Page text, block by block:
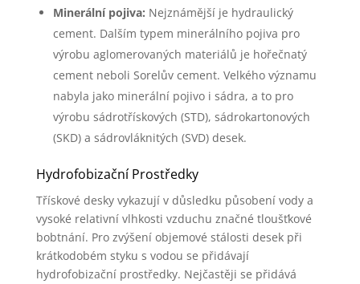
Minerální pojiva: Nejznámější je hydraulický
cement. Dalším typem minerálního pojiva pro
výrobu aglomerovaných materiálů je hořečnatý
cement neboli Sorelův cement. Velkého významu
nabyla jako minerální pojivo i sádra, a to pro
výrobu sádrotřískových (STD), sádrokartonových
(SKD) a sádrovláknitých (SVD) desek.
Hydrofobizační Prostředky
Třískové desky vykazují v důsledku působení vody a
vysoké relativní vlhkosti vzduchu značné tloušťkové
bobtnání. Pro zvýšení objemové stálosti desek při
krátkodobém styku s vodou se přidávají
hydrofobizační prostředky. Nejčastěji se přidává